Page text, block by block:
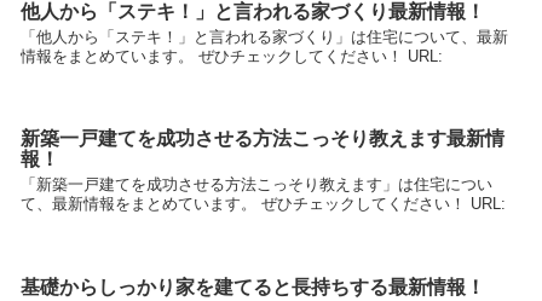
他人から「ステキ！」と言われる家づくり最新情報！
「他人から「ステキ！」と言われる家づくり」は住宅について、最新
情報をまとめています。 ぜひチェックしてください！ URL:
新築一戸建てを成功させる方法こっそり教えます最新情
報！
「新築一戸建てを成功させる方法こっそり教えます」は住宅につい
て、最新情報をまとめています。 ぜひチェックしてください！ URL:
基礎からしっかり家を建てると長持ちする最新情報！